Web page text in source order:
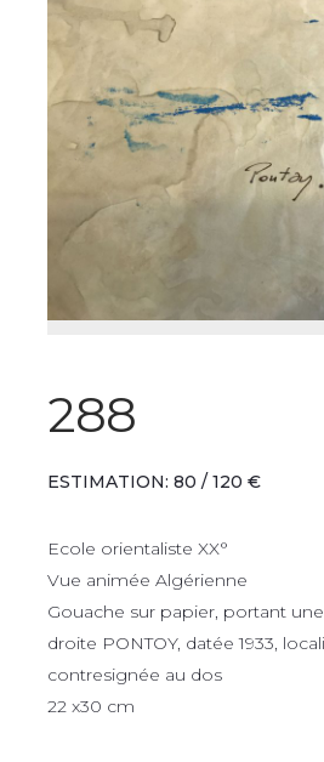
288
ESTIMATION: 80 / 120 €
Ecole orientaliste XX°
Vue animée Algérienne
Gouache sur papier, portant
droite PONTOY, datée 1933,
contresignée au dos
22 x30 cm